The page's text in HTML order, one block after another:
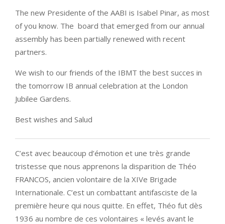
The new Presidente of the AABI is Isabel Pinar, as most
of you know. The board that emerged from our annual
assembly has been partially renewed with recent
partners.
We wish to our friends of the IBMT the best succes in
the tomorrow IB annual celebration at the London
Jubilee Gardens.
Best wishes and Salud
C’est avec beaucoup d’émotion et une très grande
tristesse que nous apprenons la disparition de Théo
FRANCOS, ancien volontaire de la XIVe Brigade
Internationale. C’est un combattant antifasciste de la
première heure qui nous quitte. En effet, Théo fut dès
1936 au nombre de ces volontaires « levés avant le